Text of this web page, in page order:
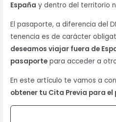
España y dentro del territorio
El pasaporte, a diferencia del
tenencia es de carácter
deseamos viajar fuera de
pasaporte para acceder a
En este artículo te vamos a
obtener tu Cita Previa para